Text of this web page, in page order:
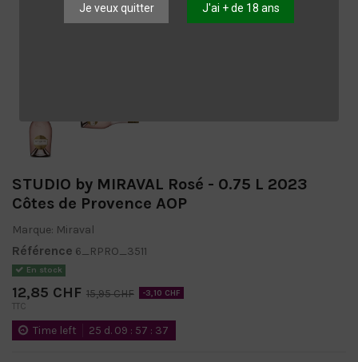
Je veux quitter J'ai + de 18 ans
STUDIO by MIRAVAL Rosé - 0.75 L 2023
Côtes de Provence AOP
Marque: Miraval
Référence 6_RPRO_3511
En stock
12,85 CHF 15,95 CHF
-3,10 CHF
TTC
Time left 25 d. 09 : 57 : 37